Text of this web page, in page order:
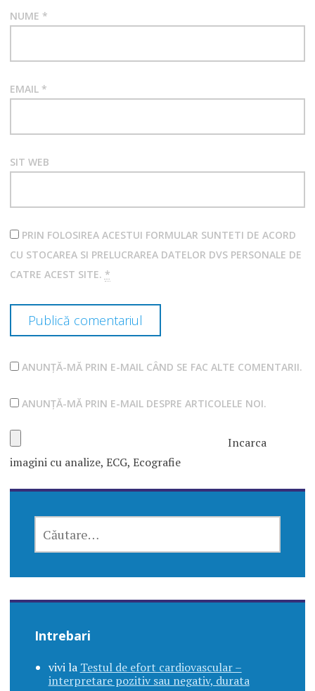
NUME *
EMAIL *
SIT WEB
PRIN FOLOSIREA ACESTUI FORMULAR SUNTETI DE ACORD
CU STOCAREA SI PRELUCRAREA DATELOR DVS PERSONALE DE
CATRE ACEST SITE. *
ANUNȚĂ-MĂ PRIN E-MAIL CÂND SE FAC ALTE COMENTARII.
ANUNȚĂ-MĂ PRIN E-MAIL DESPRE ARTICOLELE NOI.
Incarca
imagini cu analize, ECG, Ecografie
DUPĂ:
Intrebari
vivila Testul de efort cardiovascular –
interpretare pozitiv sau negativ, durata